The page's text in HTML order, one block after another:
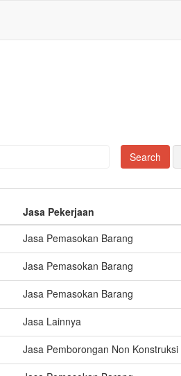
Jasa Pekerjaan
Jasa Pemasokan Barang
Jasa Pemasokan Barang
Jasa Pemasokan Barang
Jasa Lainnya
Jasa Pemborongan Non Konstruksi